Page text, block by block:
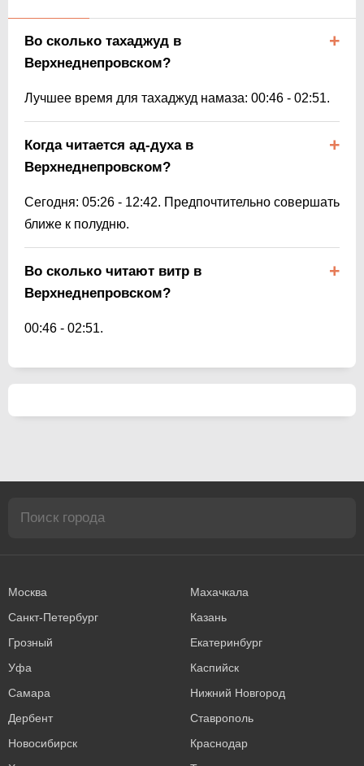
Во сколько тахаджуд в
Верхнеднепровском?
Лучшее время для тахаджуд намаза: 00:46 - 02:51.
Когда читается ад-духа в
Верхнеднепровском?
Сегодня: 05:26 - 12:42. Предпочтительно совершать
ближе к полудню.
Во сколько читают витр в
Верхнеднепровском?
00:46 - 02:51.
Москва
Махачкала
Санкт-Петербург
Казань
Грозный
Екатеринбург
Уфа
Каспийск
Самара
Нижний Новгород
Дербент
Ставрополь
Новосибирск
Краснодар